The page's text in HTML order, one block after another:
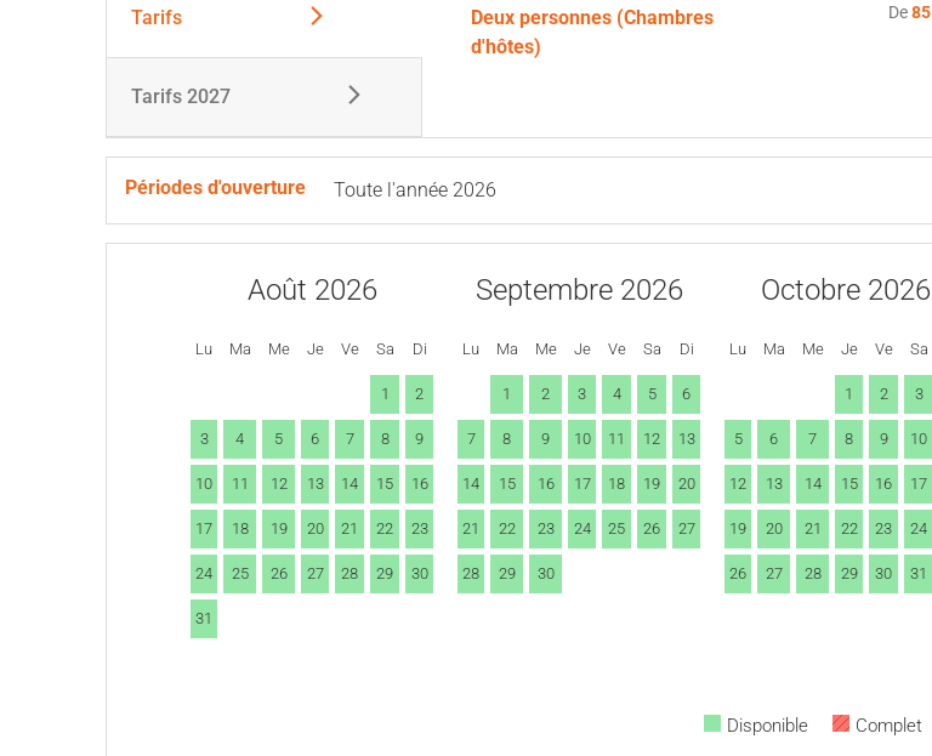
Tarifs
Tarifs 2027
Deux personnes (Chambres
d'hôtes)
De85
Périodes d'ouverture Toute l'année 2026
Août 2026
Lu Ma Me Je Ve Sa Di
1 2
3 4 5 6 7 8 9
10 11 12 13 14 15 16
17 18 19 20 21 22 23
24 25 26 27 28 29 30
31
Septembre 2026
Lu Ma Me Je Ve Sa Di
1 2 3 4 5 6
7 8 9 10 11 12 13
14 15 16 17 18 19 20
21 22 23 24 25 26 27
28 29 30
Octobre 2026
Lu Ma Me Je Ve Sa
1 2 3
5 6 7 8 9 10
12 13 14 15 16 17
19 20 21 22 23 24
26 27 28 29 30 31
Disponible Complet